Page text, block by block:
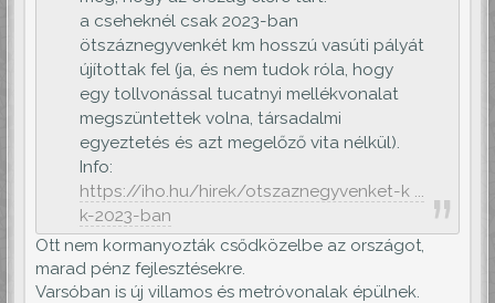
a cseheknél csak 2023-ban
ötszáznegyvenkét km hosszú vasúti pályát
újítottak fel (ja, és nem tudok róla, hogy
egy tollvonással tucatnyi mellékvonalat
megszüntettek volna, társadalmi
egyeztetés és azt megelőző vita nélkül).
Info:
https://iho.hu/hirek/otszaznegyvenket-k ...
k-2023-ban
Ott nem kormanyozták csődközelbe az országot,
marad pénz fejlesztésekre.
Varsóban is új villamos és metróvonalak épülnek.